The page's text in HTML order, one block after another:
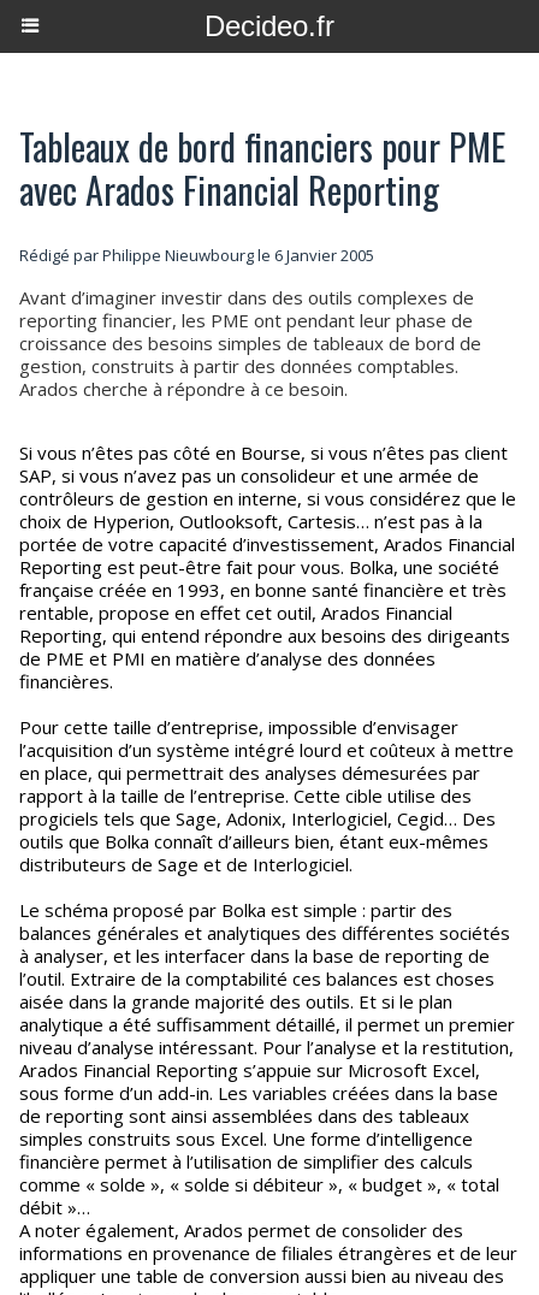
Decideo.fr
Tableaux de bord financiers pour PME
avec Arados Financial Reporting
Rédigé parPhilippe Nieuwbourgle 6 Janvier 2005
Avant d’imaginer investir dans des outils complexes de
reporting financier, les PME ont pendant leur phase de
croissance des besoins simples de tableaux de bord de
gestion, construits à partir des données comptables.
Arados cherche à répondre à ce besoin.
Si vous n’êtes pas côté en Bourse, si vous n’êtes pas client
SAP, si vous n’avez pas un consolideur et une armée de
contrôleurs de gestion en interne, si vous considérez que le
choix de Hyperion, Outlooksoft, Cartesis… n’est pas à la
portée de votre capacité d’investissement, Arados Financial
Reporting est peut-être fait pour vous. Bolka, une société
française créée en 1993, en bonne santé financière et très
rentable, propose en effet cet outil, Arados Financial
Reporting, qui entend répondre aux besoins des dirigeants
de PME et PMI en matière d’analyse des données
financières.
Pour cette taille d’entreprise, impossible d’envisager
l’acquisition d’un système intégré lourd et coûteux à mettre
en place, qui permettrait des analyses démesurées par
rapport à la taille de l’entreprise. Cette cible utilise des
progiciels tels que Sage, Adonix, Interlogiciel, Cegid… Des
outils que Bolka connaît d’ailleurs bien, étant eux-mêmes
distributeurs de Sage et de Interlogiciel.
Le schéma proposé par Bolka est simple : partir des
balances générales et analytiques des différentes sociétés
à analyser, et les interfacer dans la base de reporting de
l’outil. Extraire de la comptabilité ces balances est choses
aisée dans la grande majorité des outils. Et si le plan
analytique a été suffisamment détaillé, il permet un premier
niveau d’analyse intéressant. Pour l’analyse et la restitution,
Arados Financial Reporting s’appuie sur Microsoft Excel,
sous forme d’un add-in. Les variables créées dans la base
de reporting sont ainsi assemblées dans des tableaux
simples construits sous Excel. Une forme d’intelligence
financière permet à l’utilisation de simplifier des calculs
comme « solde », « solde si débiteur », « budget », « total
débit »…
A noter également, Arados permet de consolider des
informations en provenance de filiales étrangères et de leur
appliquer une table de conversion aussi bien au niveau des